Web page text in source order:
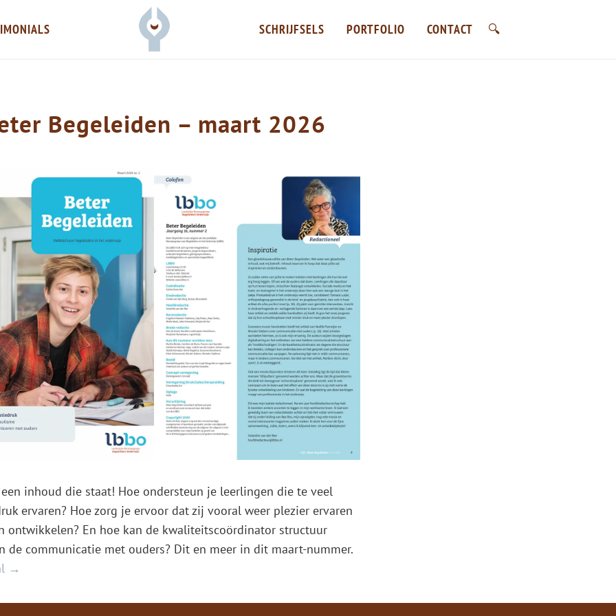
SCHRIJFSELS PORTFOLIO CONTACT search
🔍
Begeleiden – maart 2026
inhoud die staat! Hoe ondersteun je leerlingen die te veel
ervaren? Hoe zorg je ervoor dat zij vooral weer plezier ervaren
ontwikkelen? En hoe kan de kwaliteitscoördinator structuur
de communicatie met ouders? Dit en meer in dit maart-nummer.
→